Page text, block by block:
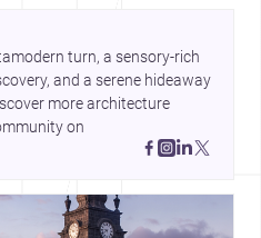
turn, a sensory-rich
and a serene hideaway
more architecture